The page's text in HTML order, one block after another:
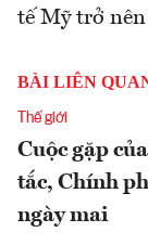
tế Mỹ trở
BÀI LIÊN
Thế giới
Cuộc gặp
tắc, Chính
ngày mai